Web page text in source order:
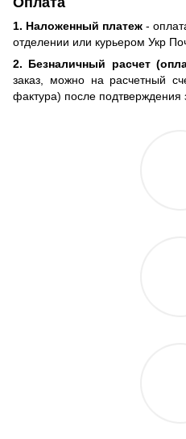
1. Наложенный платеж -
отделении или курьером Укр
2. Безналичный расчет
заказ, можно на расчетный
фактура) после подтверждения